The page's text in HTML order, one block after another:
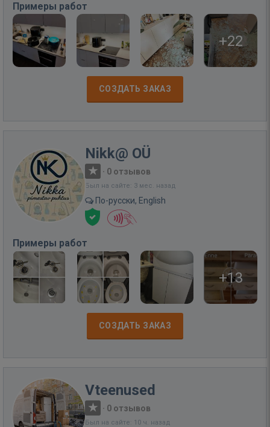
Примеры работ
+22
СОЗДАТЬ ЗАКАЗ
Nikk@ OÜ
· 0 отзывов
Был на сайте: 3 мес. назад
По-русски, English
Примеры работ
+13
СОЗДАТЬ ЗАКАЗ
Vteenused
· 0 отзывов
Был на сайте: 10 ч. назад